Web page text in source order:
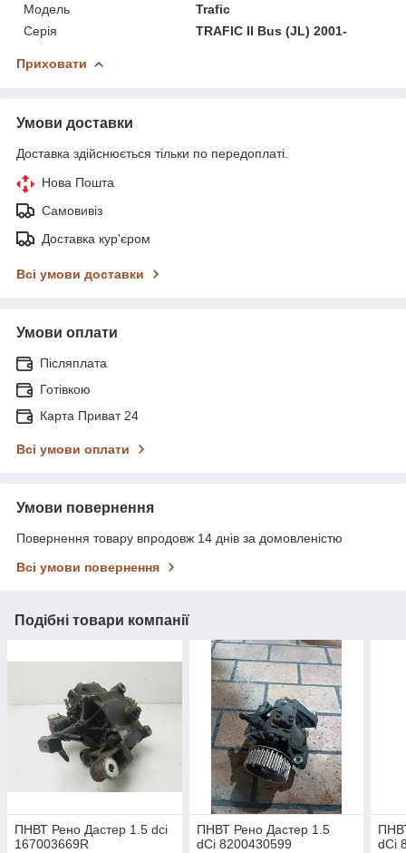
Модель
Trafic
Серія
TRAFIC II Bus (JL) 2001-
Приховати
Умови доставки
Доставка здійснюється тільки по передоплаті.
Нова Пошта
Самовивіз
Доставка кур'єром
Всі умови доставки
Умови оплати
Післяплата
Готівкою
Карта Приват 24
Всі умови оплати
Умови повернення
Повернення товару впродовж 14 днів за домовленістю
Всі умови повернення
Подібні товари компанії
ПНВТ Рено Дастер 1.5 dci
167003669R
ПНВТ Рено Дастер 1.5
dCi 8200430599
dCi